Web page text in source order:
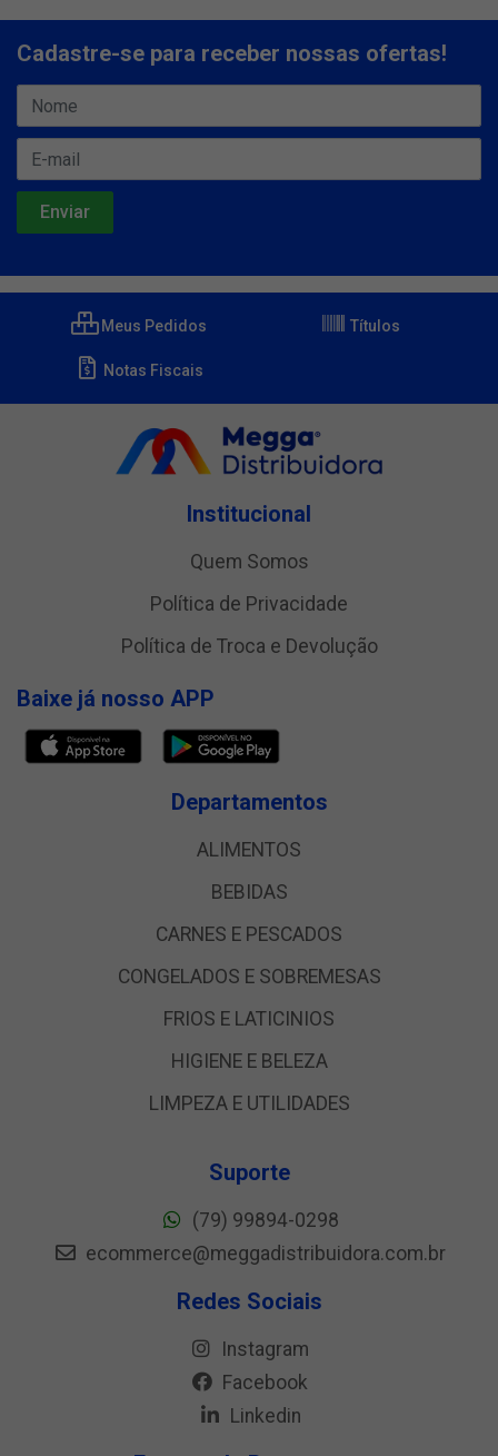
Cadastre-se para receber nossas ofertas!
Meus Pedidos Títulos
Notas Fiscais
Institucional
Quem Somos
Política de Privacidade
Política de Troca e Devolução
Baixe já nosso APP
Departamentos
ALIMENTOS
BEBIDAS
CARNES E PESCADOS
CONGELADOS E SOBREMESAS
FRIOS E LATICINIOS
HIGIENE E BELEZA
LIMPEZA E UTILIDADES
Suporte
(79) 99894-0298
ecommerce@meggadistribuidora.com.br
Redes Sociais
Instagram
Facebook
Linkedin